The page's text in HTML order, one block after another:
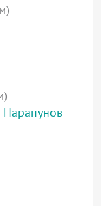
Парапунов